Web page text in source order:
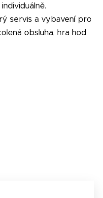
servis a vybavení pro
obsluha, hra hod